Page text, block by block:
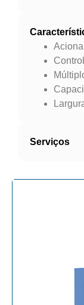
Serviços